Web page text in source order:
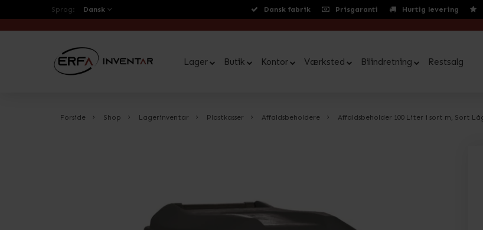
Sprog: Dansk Dansk fabrik Prisgaranti Hurtig levering
Lager Butik Kontor Værksted Bilindretning Restsalg
Forside Shop Lagerinventar Plastkasser Affaldsbeholdere Affaldsbeholder 100 Liter i sort m, Sort